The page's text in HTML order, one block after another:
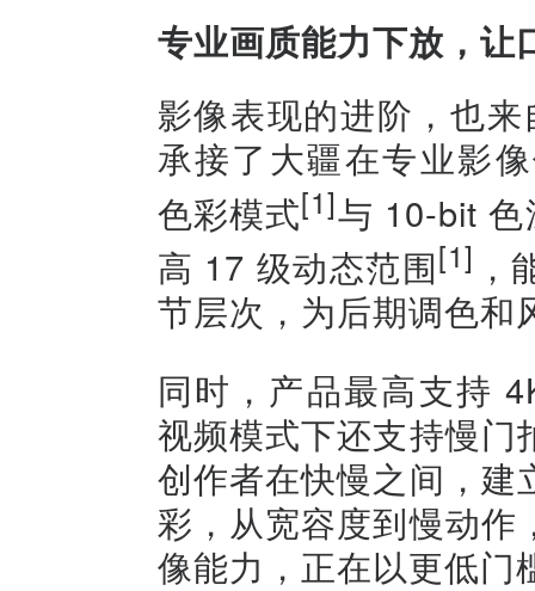
专业画质能力下放，让
影像表现的进阶，也
承接了大疆在专业影
色彩模式[1]与 10-bit
高 17 级动态范围[1]
节层次，为后期调色和
同时，产品最高支持
视频模式下还支持慢
创作者在快慢之间，
彩，从宽容度到慢动
像能力，正在以更低门